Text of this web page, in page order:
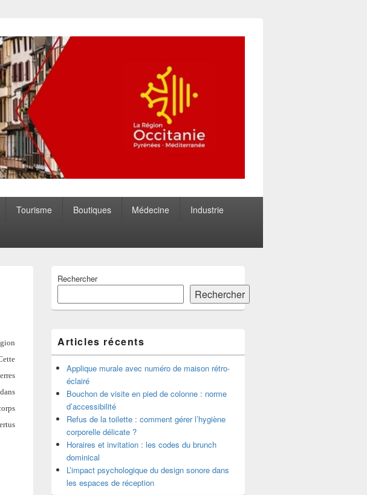
Tourisme Boutiques Médecine Industrie
principale
widget
pour
barre
latérale
Rechercher
Rechercher
Articles récents
Applique murale avec numéro de maison rétro-
éclairé
Bouchon de visite en pied de colonne : norme
d’accessibilité
Refus de la toilette : comment gérer l’hygiène
corporelle délicate ?
Horaires et invitation : les codes du brunch
dominical
L’impact psychologique du design sonore dans
les espaces de réception